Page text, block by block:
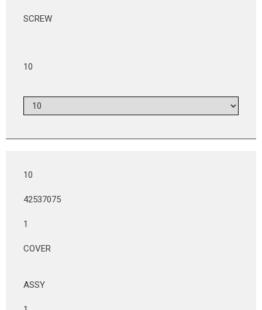
SCREW
10
10
42537075
1
COVER
ASSY